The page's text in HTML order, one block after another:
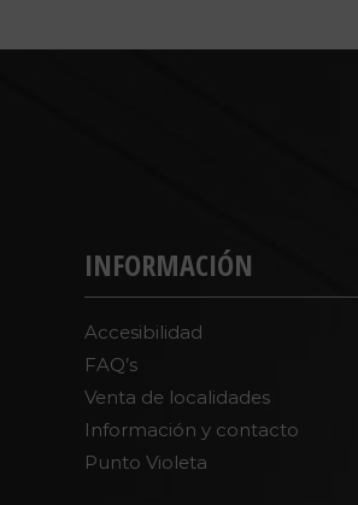
INFORMACIÓN
Accesibilidad
FAQ’s
Venta de localidades
Información y contacto
Punto Violeta